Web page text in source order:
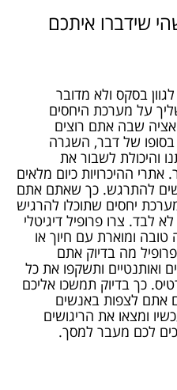
שידברו איתכם
בסקס ולא מדובר
על מערכת היחסים
שבה אתם רוצים
של דבר, השגרה
והיכולת לשבור את
ההיכרויות כיום מלאים
להתרגש. כך שאתם אתם
יחסים שתוכלו להרגיש
צרו פרופיל דיגיטלי
טובה ומוארת עם חיוך או
מה בדיוק אתם
ואותנטיים ותשקפו את כל
כך בדיוק תמשכו אליכם
אתם לצפות באנשים
ומצאו את הריגושים
לכם מעבר למסך.